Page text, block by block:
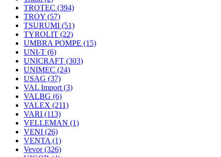
TROTEC (394)
TROY (57)
TSURUMI (51)
TYROLIT (22)
UMBRA POMPE (15)
UNI-T (6)
UNICRAFT (303)
UNIMEC (24)
USAG (37)
VAL Import (3)
VALBG (6)
VALEX (211)
VARI (113)
VELLEMAN (1)
VENI (26)
VENTA (1)
Vevor(326)